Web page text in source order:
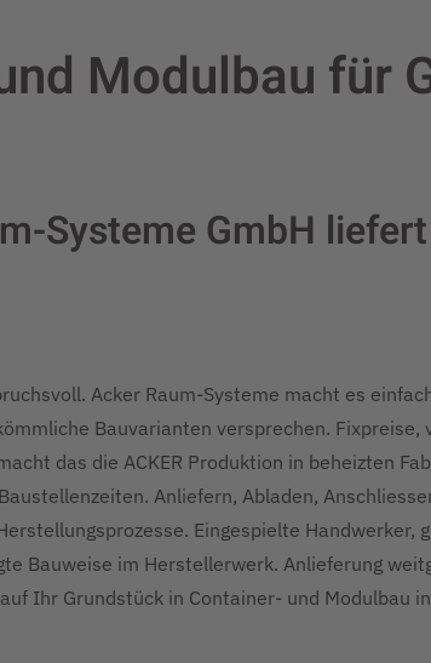
Modulbau für
Systeme GmbH
Acker Raum-Systeme macht es
Bauvarianten versprechen. Fixpreise,
das die ACKER Produktion in beheizten
Anliefern, Abladen,
Eingespielte Handwerker,
Bauweise im Herstellerwerk. Anlieferung
Ihr Grundstück in Container- und Modulbau